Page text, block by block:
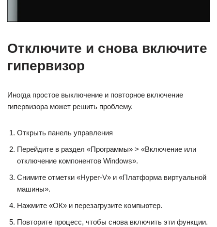
Отключите и снова включите
гипервизор
Иногда простое выключение и повторное включение
гипервизора может решить проблему.
Открыть панель управления
Перейдите в раздел «Программы» > «Включение или
отключение компонентов Windows».
Снимите отметки «Hyper-V» и «Платформа виртуальной
машины».
Нажмите «ОК» и перезагрузите компьютер.
Повторите процесс, чтобы снова включить эти функции.